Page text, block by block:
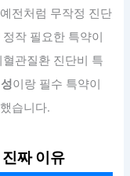
전처럼 무작정 진단
작 필요한 특약이
관질환 진단비 특
이랑 필수 특약이
습니다.
짜 이유